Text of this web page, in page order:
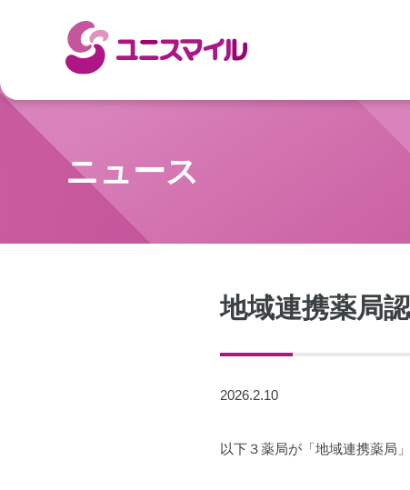
ニュース
地域連携薬局
2026.2.10
以下３薬局が「地域連携薬局